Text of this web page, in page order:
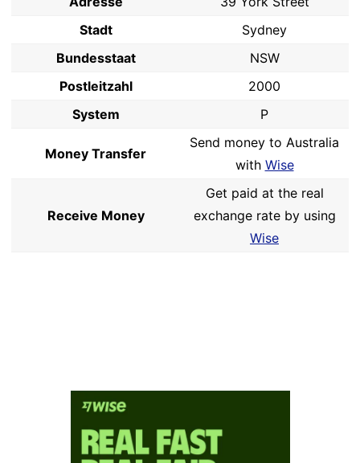
Stadt
Sydney
Bundesstaat
NSW
Postleitzahl
2000
System
P
Money Transfer
Send money to Australia
with Wise
Receive Money
Get paid at the real
exchange rate by using
Wise